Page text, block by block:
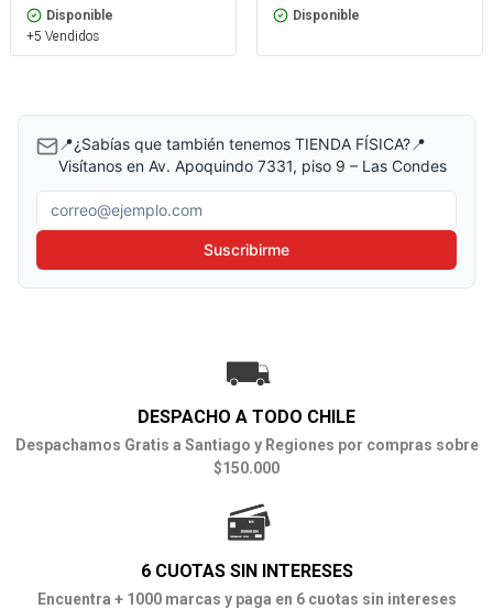
Disponible
+5 Vendidos
Disponible
📍¿Sabías que también tenemos TIENDA FÍSICA?📍
Visítanos en Av. Apoquindo 7331, piso 9 – Las Condes
Correo electrónico
Suscribirme
DESPACHO A TODO CHILE
Despachamos Gratis a Santiago y Regiones por compras sobre
$150.000
6 CUOTAS SIN INTERESES
Encuentra + 1000 marcas y paga en 6 cuotas sin intereses